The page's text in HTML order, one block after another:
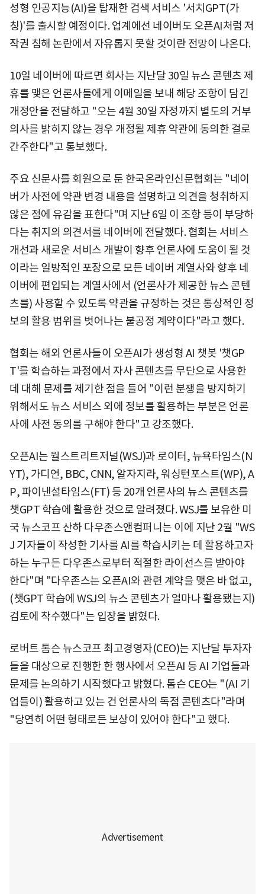
성형 인공지능(AI)을 탑재한 검색 서비스 '서치GPT(가
칭)'를 출시할 예정이다. 업계에선 네이버도 오픈AI처럼 저
작권 침해 논란에서 자유롭지 못할 것이란 전망이 나온다.
10일 네이버에 따르면 회사는 지난달 30일 뉴스 콘텐츠 제
휴를 맺은 언론사들에게 이메일을 보내 해당 조항이 담긴
개정안을 전달하고 "오는 4월 30일 자정까지 별도의 거부
의사를 밝히지 않는 경우 개정될 제휴 약관에 동의한 걸로
간주한다"고 통보했다.
주요 신문사를 회원으로 둔 한국온라인신문협회는 "네이
버가 사전에 약관 변경 내용을 설명하고 의견을 청취하지
않은 점에 유감을 표한다"며 지난 6일 이 조항 등이 부당하
다는 취지의 의견서를 네이버에 전달했다. 협회는 서비스
개선과 새로운 서비스 개발이 향후 언론사에 도움이 될 것
이라는 일방적인 포장으로 모든 네이버 계열사와 향후 네
이버에 편입되는 계열사에서 (언론사가 제공한 뉴스 콘텐
츠를) 사용할 수 있도록 약관을 규정하는 것은 통상적인 정
보의 활용 범위를 벗어나는 불공정 계약이다"라고 했다.
협회는 해외 언론사들이 오픈AI가 생성형 AI 챗봇 '챗GP
T'를 학습하는 과정에서 자사 콘텐츠를 무단으로 사용한
데 대해 문제를 제기한 점을 들어 "이런 분쟁을 방지하기
위해서도 뉴스 서비스 외에 정보를 활용하는 부분은 언론
사에 사전 동의를 구해야 한다"고 강조했다.
오픈AI는 월스트리트저널(WSJ)과 로이터, 뉴욕타임스(N
YT), 가디언, BBC, CNN, 알자지라, 워싱턴포스트(WP), A
P, 파이낸셜타임스(FT) 등 20개 언론사의 뉴스 콘텐츠를
챗GPT 학습에 활용한 것으로 알려졌다. WSJ를 보유한 미
국 뉴스코프 산하 다우존스앤컴퍼니는 이에 지난 2월 "WS
J 기자들이 작성한 기사를 AI를 학습시키는 데 활용하고자
하는 누구든 다우존스로부터 적절한 라이선스를 받아야
한다"며 "다우존스는 오픈AI와 관련 계약을 맺은 바 없고,
(챗GPT 학습에 WSJ의 뉴스 콘텐츠가 얼마나 활용됐는지)
검토에 착수했다"는 입장을 밝혔다.
로버트 톰슨 뉴스코프 최고경영자(CEO)는 지난달 투자자
들을 대상으로 진행한 한 행사에서 오픈AI 등 AI 기업들과
문제를 논의하기 시작했다고 밝혔다. 톰슨 CEO는 "(AI 기
업들이) 활용하고 있는 건 언론사의 독점 콘텐츠다"라며
"당연히 어떤 형태로든 보상이 있어야 한다"고 했다.